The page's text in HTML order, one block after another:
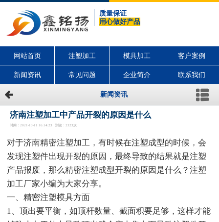
质量保证
用心做好产品
网站首页 注塑加工 模具加工 客户案例
新闻资讯 常见问题 企业简介 联系我们
新闻资讯
济南注塑加工中产品开裂的原因是什么
时间：2021-10-11 16:14:23 浏览：2323次
对于济南精密注塑加工，有时候在注塑成型的时候，会
发现注塑件出现开裂的原因，最终导致的结果就是注塑
产品报废，那么精密注塑成型开裂的原因是什么？注塑
加工厂家小编为大家分享。
一、精密注塑模具方面
1、顶出要平衡，如顶杆数量、截面积要足够，这样才能